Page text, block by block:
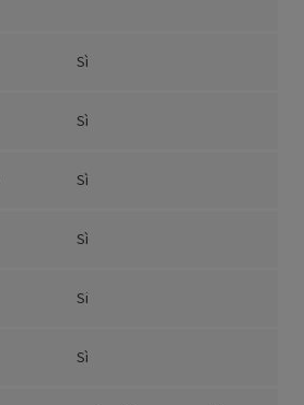
Sì
Sì
Sì
Sì
Si
Sì